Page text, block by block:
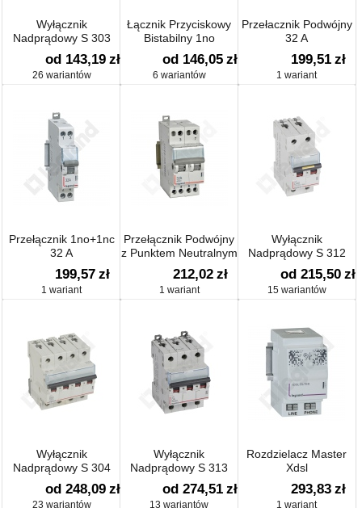
Wyłącznik
Nadprądowy S 303
od 143,19 zł
26 wariantów
Łącznik Przyciskowy
Bistabilny 1no
od 146,05 zł
6 wariantów
Przełacznik Podwójny
32 A
199,51 zł
1 wariant
Przełącznik 1no+1nc
32 A
199,57 zł
1 wariant
Przełącznik Podwójny
z Punktem Neutralnym
32 A
212,02 zł
1 wariant
Wyłącznik
Nadprądowy S 312
od 215,50 zł
15 wariantów
Wyłącznik
Nadprądowy S 304
od 248,09 zł
23 wariantów
Wyłącznik
Nadprądowy S 313
od 274,51 zł
13 wariantów
Rozdzielacz Master
Xdsl
293,83 zł
1 wariant